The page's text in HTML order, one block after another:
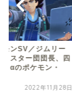
モンSV／ジムリー
、スター団団長、四
＋αのポケモン・
2022年11月28日